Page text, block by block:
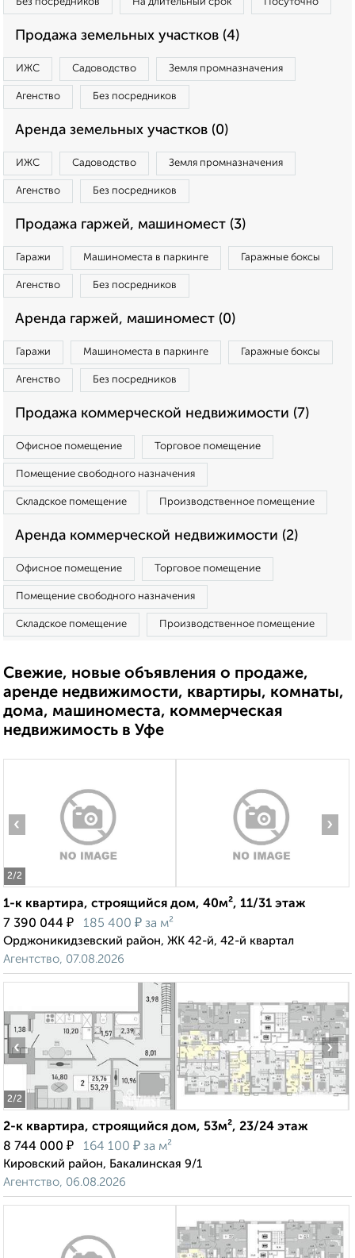
Продажа земельных участков (4)
ИЖС Садоводство Земля промназначения
Агенство Без посредников
Аренда земельных участков (0)
ИЖС Садоводство Земля промназначения
Агенство Без посредников
Продажа гаржей, машиномест (3)
Гаражи Машиноместа в паркинге Гаражные боксы
Агенство Без посредников
Аренда гаржей, машиномест (0)
Гаражи Машиноместа в паркинге Гаражные боксы
Агенство Без посредников
Продажа коммерческой недвижимости (7)
Офисное помещение Торговое помещение
Помещение свободного назначения
Складское помещение Производственное помещение
Аренда коммерческой недвижимости (2)
Офисное помещение Торговое помещение
Помещение свободного назначения
Складское помещение Производственное помещение
Свежие, новые объявления о продаже,
аренде недвижимости, квартиры, комнаты,
дома, машиноместа, коммерческая
недвижимость в Уфе
2/2
‹ ›
1-к квартира, строящийся дом, 40м², 11/31 этаж
7 390 044 ₽ 185 400 ₽ за м²
Орджоникидзевский район, ЖК 42-й, 42-й квартал
Агентство, 07.08.2026
2/2
‹ ›
2-к квартира, строящийся дом, 53м², 23/24 этаж
8 744 000 ₽ 164 100 ₽ за м²
Кировский район, Бакалинская 9/1
Агентство, 06.08.2026